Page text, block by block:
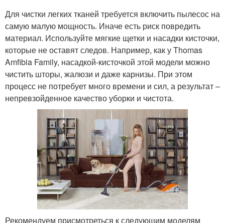
Для чистки легких тканей требуется включить пылесос на
самую малую мощность. Иначе есть риск повредить
материал. Используйте мягкие щетки и насадки кисточки,
которые не оставят следов. Например, как у Thomas
Amfibia Family, насадкой-кисточкой этой модели можно
чистить шторы, жалюзи и даже карнизы. При этом
процесс не потребует много времени и сил, а результат –
непревзойденное качество уборки и чистота.
Рекомендуем присмотреться к следующим моделям